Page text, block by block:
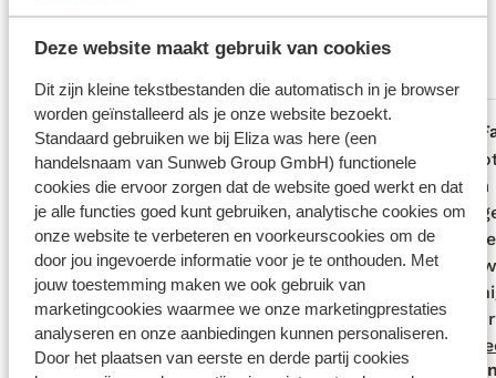
Deze website maakt gebruik van cookies
Dit zijn kleine tekstbestanden die automatisch in je browser
worden geïnstalleerd als je onze website bezoekt.
Standaard gebruiken we bij Eliza was here (een
handelsnaam van Sunweb Group GmbH) functionele
cookies die ervoor zorgen dat de website goed werkt en dat
je alle functies goed kunt gebruiken, analytische cookies om
onze website te verbeteren en voorkeurscookies om de
door jou ingevoerde informatie voor je te onthouden. Met
jouw toestemming maken we ook gebruik van
marketingcookies waarmee we onze marketingprestaties
analyseren en onze aanbiedingen kunnen personaliseren.
Door het plaatsen van eerste en derde partij cookies
8.6 Fantastisch
15 ervaringen
Meest geboekt door met partner
8.1 Fantastisch
4 weken geleden
Het enige wat we misten was een
bar/restaurant in het hotel.
Het enige wat we misten was een
bar/restaurant in het hotel.
Anoniem
Het
enorm
met
Het
alleen
Het
enorm
met
Het
al...